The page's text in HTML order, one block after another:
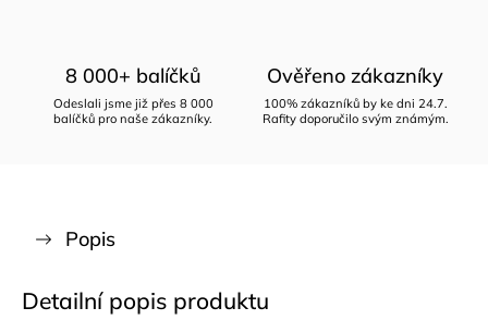
8 000+ balíčků
Odeslali jsme již přes 8 000
balíčků pro naše zákazníky.
Ověřeno zákazníky
100% zákazníků by ke dni 24.7.
Rafity doporučilo svým známým.
Popis
Detailní popis produktu